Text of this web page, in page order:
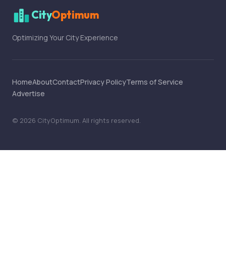
CityOptimum
Optimizing Your City Experience
HomeAboutContactPrivacy PolicyTerms of Service
Advertise
© 2026 CityOptimum. All rights reserved.